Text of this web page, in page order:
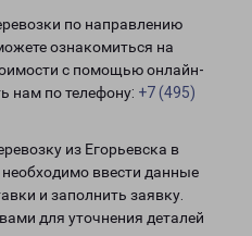
по направлению
ознакомиться на
с помощью онлайн-
нам по телефону: +7 (495)
из Егорьевска в
ввести данные
и заполнить заявку.
для уточнения деталей